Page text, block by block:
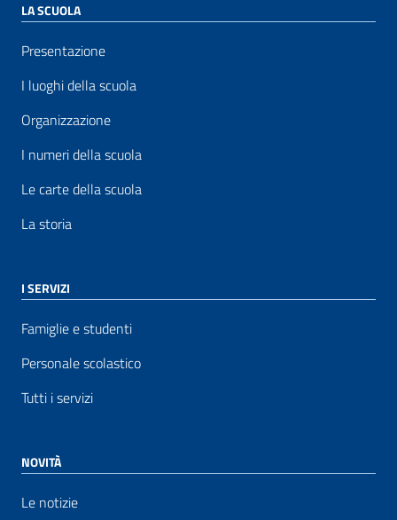
LA SCUOLA
Presentazione
I luoghi della scuola
Organizzazione
I numeri della scuola
Le carte della scuola
La storia
I SERVIZI
Famiglie e studenti
Personale scolastico
Tutti i servizi
NOVITÀ
Le notizie